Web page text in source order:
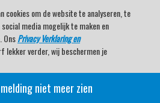
cookies om de website te analyseren, te
media mogelijk te maken en
OnsPrivacy Verklaring en
lekker verder, wij beschermen je
TV Beleving & Nieuws!
niet meer zien